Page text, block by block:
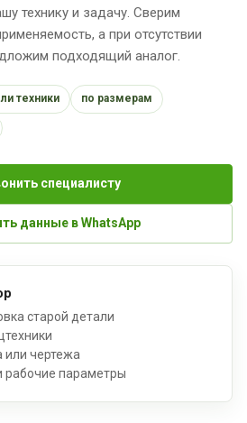
технику и задачу. Сверим
а при отсутствии
подходящий аналог.
техники по размерам
специалисту
данные в WhatsApp
старой детали
или чертежа
параметры